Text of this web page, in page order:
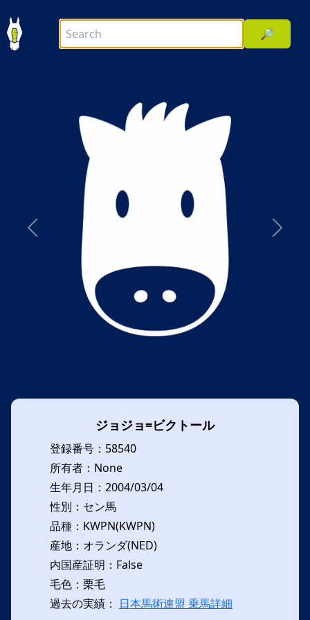
🔎
前へ 次へ
ジョジョ=ビクトール
登録番号：58540
所有者：None
生年月日：2004/03/04
性別：セン馬
品種：KWPN(KWPN)
産地：オランダ(NED)
内国産証明：False
毛色：栗毛
過去の実績： 日本馬術連盟 乗馬詳細